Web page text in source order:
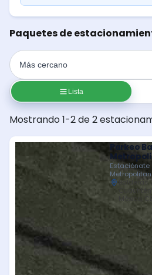
Paquetes de
Lista
Mostrando 1-2 de 2
Parkeo
Estaciónate
Balderas
México,